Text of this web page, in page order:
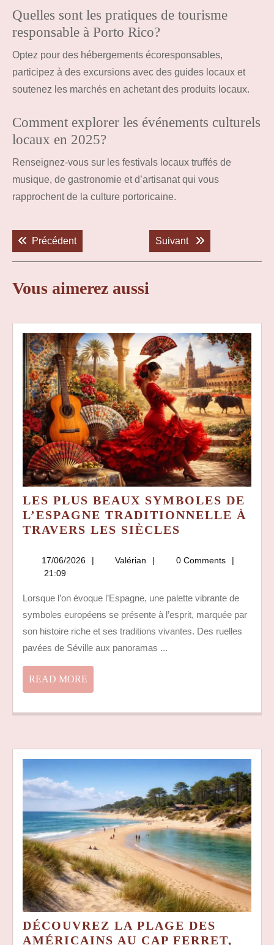
Quelles sont les pratiques de tourisme
responsable à Porto Rico?
Optez pour des hébergements écoresponsables,
participez à des excursions avec des guides locaux et
soutenez les marchés en achetant des produits locaux.
Comment explorer les événements culturels
locaux en 2025?
Renseignez-vous sur les festivals locaux truffés de
musique, de gastronomie et d’artisanat qui vous
rapprochent de la culture portoricaine.
de
l’article
PrécédentPrevious post: Suivant Next post:
Vous aimerez aussi
LES PLUS BEAUX SYMBOLES DE
L’ESPAGNE TRADITIONNELLE À
TRAVERS LES SIÈCLES
BEAUX
L’ESPAGNE
À
17/06/2026 17/06/2026
Valérian Valérian0 Comments
21:09
Lorsque l’on évoque l’Espagne, une palette vibrante de
symboles européens se présente à l’esprit, marquée par
son histoire riche et ses traditions vivantes. Des ruelles
pavées de Séville aux panoramas ...
READ MORE
MORE
DÉCOUVREZ LA PLAGE DES
AMÉRICAINS AU CAP FERRET,